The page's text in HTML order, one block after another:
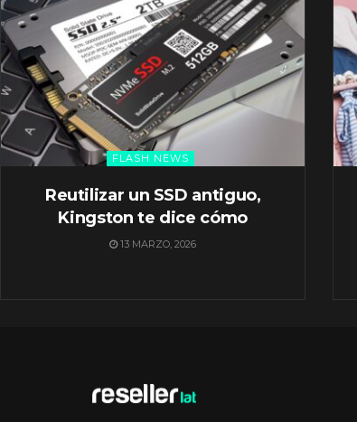
FLASH NEWS
Reutilizar un SSD antiguo,
Kingston te dice cómo
13 MARZO, 2026